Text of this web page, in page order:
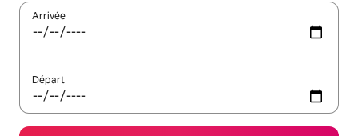
Arrivée
Départ